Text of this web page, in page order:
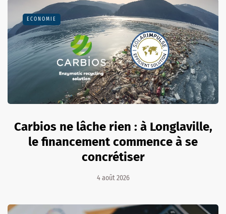
ECONOMIE
Carbios ne lâche rien : à Longlaville,
le financement commence à se
concrétiser
4 août 2026